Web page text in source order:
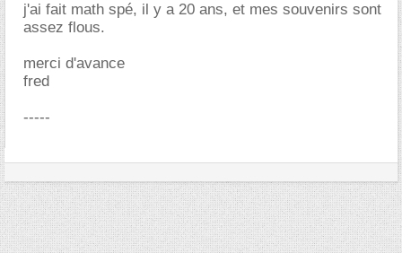
j'ai fait math spé, il y a 20 ans, et mes souvenirs sont
assez flous.
merci d'avance
fred
-----